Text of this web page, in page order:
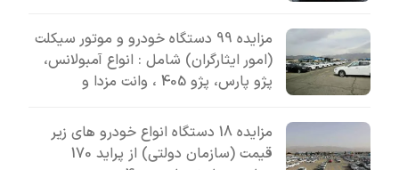
مزایده 99 دستگاه خودرو و موتور سیکلت
(امور ایثارگران) شامل : انواع آمبولانس،
پژو پارس، پژو 405 ، وانت مزدا و
مزایده 18 دستگاه انواع خودرو های زیر
قیمت (سازمان دولتی) از پراید 170